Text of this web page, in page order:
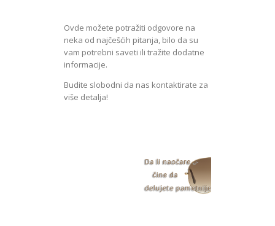
Ovde možete potražiti odgovore na
neka od najčešćih pitanja, bilo da su
vam potrebni saveti ili tražite dodatne
informacije.
Budite slobodni da nas kontaktirate za
više detalja!